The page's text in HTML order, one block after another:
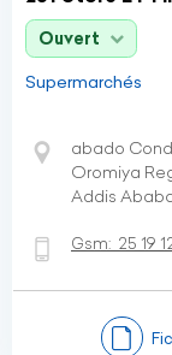
Ouvert
Supermarchés
abado
Oromiya
Addis
Gsm: 25 19